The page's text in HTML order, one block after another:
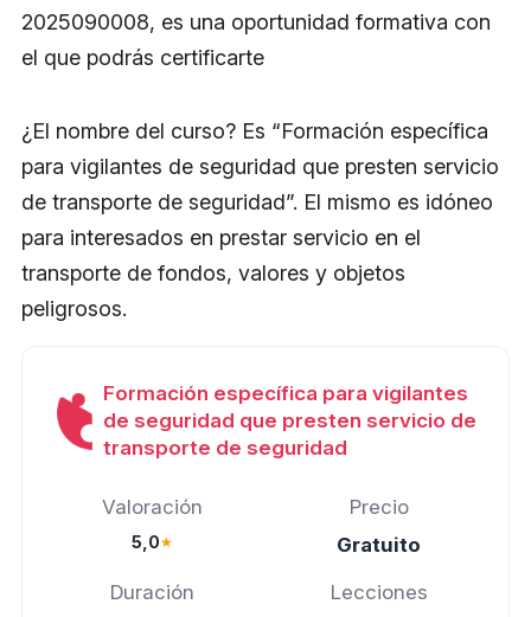
2025090008, es una oportunidad formativa con
el que podrás certificarte
¿El nombre del curso? Es “Formación específica
para vigilantes de seguridad que presten servicio
de transporte de seguridad”. El mismo es idóneo
para interesados en prestar servicio en el
transporte de fondos, valores y objetos
peligrosos.
Formación específica para vigilantes
de seguridad que presten servicio de
transporte de seguridad
Valoración
5,0★
Precio
Gratuito
Duración
Lecciones